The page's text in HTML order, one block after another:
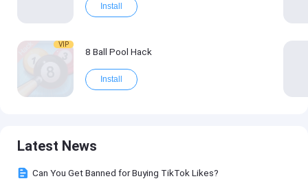
Install
VIP
8 Ball Pool Hack
Install
Latest News
Can You Get Banned for Buying TikTok Likes?